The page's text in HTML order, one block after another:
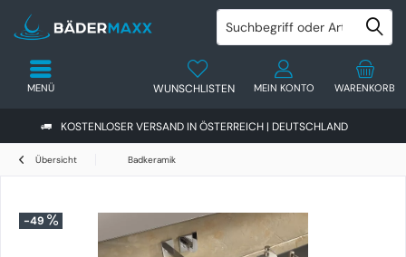
KOSTENLOSER VERSAND IN ÖSTERREICH | DEUTSCHLAND
WARENKORB
WUNSCHLISTEN MEIN KONTO
MENÜ
Übersicht Badkeramik
-49